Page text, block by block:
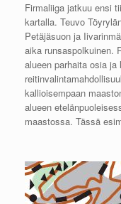
Firmaliiga jatkuu ensi
kartalla. Teuvo
Petäjäsuon ja
aika runsaspolkuinen.
alueen parhaita osia ja
kallioisempaan
alueen
maastossa. Tässä